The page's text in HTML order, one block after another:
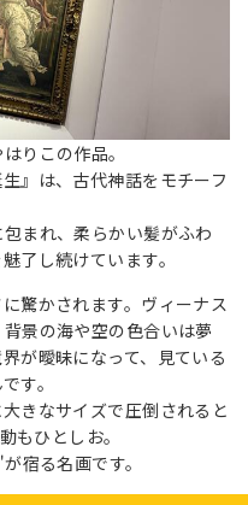
りこの作品。
』は、古代神話をモチーフ
まれ、柔らかい髪がふわ
了し続けています。
驚かされます。ヴィーナス
景の海や空の色合いは夢
が曖昧になって、見ている
す。
きなサイズで圧倒されると
もひとしお。
宿る名画です。